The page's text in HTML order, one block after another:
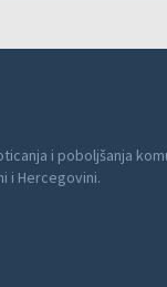
i poboljšanja
i Hercegovini.